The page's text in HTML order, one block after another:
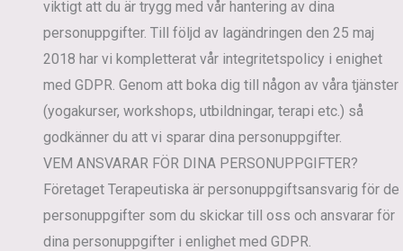
viktigt att du är trygg med vår hantering av dina
personuppgifter. Till följd av lagändringen den 25 maj
2018 har vi kompletterat vår integritetspolicy i enighet
med GDPR. Genom att boka dig till någon av våra tjänster
(yogakurser, workshops, utbildningar, terapi etc.) så
godkänner du att vi sparar dina personuppgifter.
VEM ANSVARAR FÖR DINA PERSONUPPGIFTER?
Företaget Terapeutiska är personuppgiftsansvarig för de
personuppgifter som du skickar till oss och ansvarar för
dina personuppgifter i enlighet med GDPR.